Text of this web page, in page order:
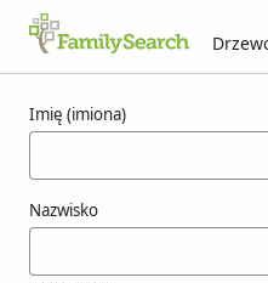
Imię (imiona)
Nazwisko